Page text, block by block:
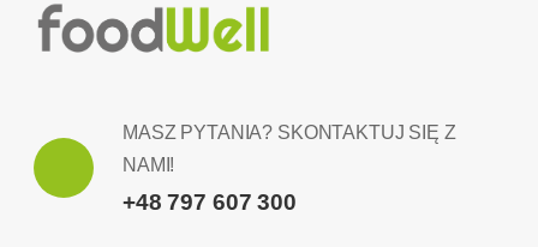
MASZ PYTANIA? SKONTAKTUJ SIĘ Z
NAMI!
+48 797 607 300